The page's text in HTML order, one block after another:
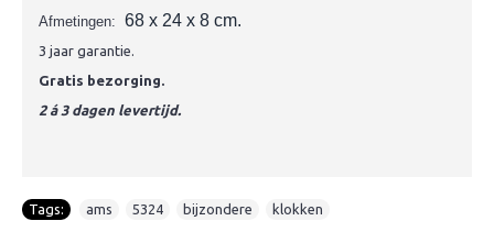
Afmetingen: 68 x 24 x 8 cm.
3 jaar garantie.
Gratis bezorging.
2 á 3 dagen levertijd.
Tags: ams 5324 bijzondere klokken